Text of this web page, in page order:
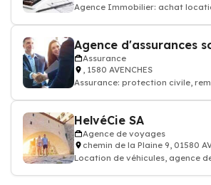
Agence Immobilier: achat
Agence d'assurances
Assurance
, 1580 AVENCHES
Assurance: protection civile,
HelvéCie SA
Agence de voyages
chemin de la Plaine 9, 01580
Location de véhicules, agence